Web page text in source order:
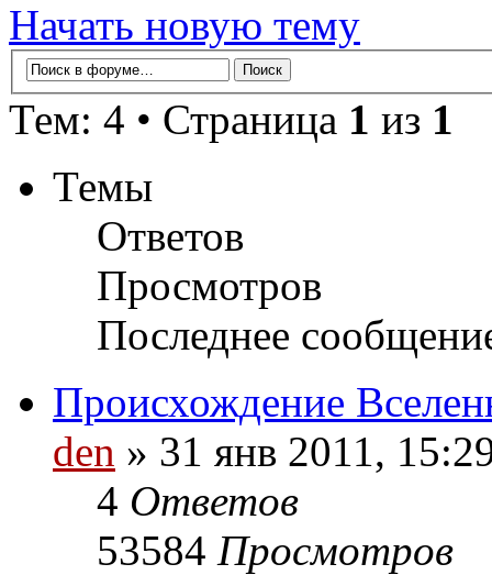
Начать новую тему
Тем: 4 • Страница 1 из 1
Темы
Ответов
Просмотров
Последнее
Происхождение
den » 31 янв 2011,
4 Ответов
53584 Просмотров